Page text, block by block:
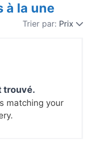
à la une
Trier par: Prix
trouvé.
matching your